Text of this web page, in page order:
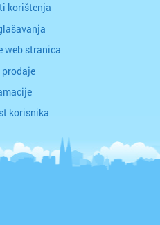
korištenja
web stranica
prodaje
korisnika